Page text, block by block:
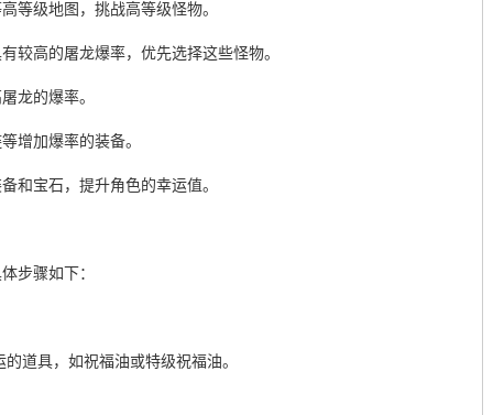
等级地图，挑战高等级怪物。
较高的屠龙爆率，优先选择这些怪物。
龙的爆率。
增加爆率的装备。
和宝石，提升角色的幸运值。
步骤如下：
道具，如祝福油或特级祝福油。